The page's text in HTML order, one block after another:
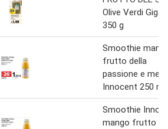
Olive Verdi
350 g
Smoothie
frutto della
passione e mela
Innocent 250 ml
Smoothie
mango frutto